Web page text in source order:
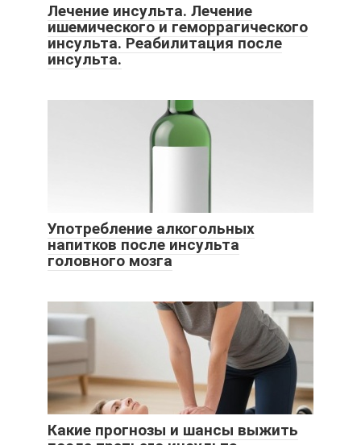
Лечение инсульта. Лечение
ишемического и геморрагического
инсульта. Реабилитация после
инсульта.
Употребление алкогольных
напитков после инсульта
головного мозга
Какие прогнозы и шансы выжить